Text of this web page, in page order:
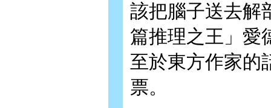
該把腦子送去解
篇推理之王」愛
至於東方作家的
票。